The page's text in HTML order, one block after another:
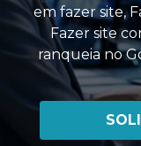
em fazer site,
Fazer site
ranqueia no